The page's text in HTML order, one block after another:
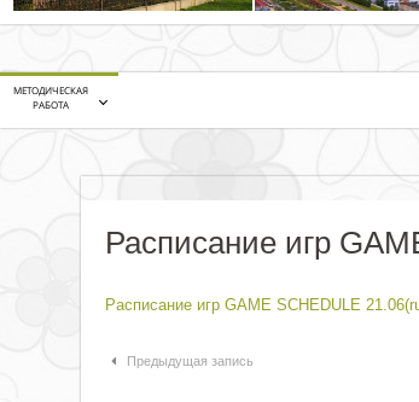
МЕТОДИЧЕСКАЯ
РАБОТА
Расписание игр
Расписание игр GAME SCHEDULE
Навигация по статьям
Предыдущая запись